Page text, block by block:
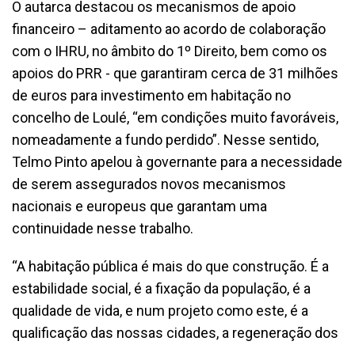
O autarca destacou os mecanismos de apoio
financeiro – aditamento ao acordo de colaboração
com o IHRU, no âmbito do 1º Direito, bem como os
apoios do PRR - que garantiram cerca de 31 milhões
de euros para investimento em habitação no
concelho de Loulé, “em condições muito favoráveis,
nomeadamente a fundo perdido”. Nesse sentido,
Telmo Pinto apelou à governante para a necessidade
de serem assegurados novos mecanismos
nacionais e europeus que garantam uma
continuidade nesse trabalho.
“A habitação pública é mais do que construção. É a
estabilidade social, é a fixação da população, é a
qualidade de vida, e num projeto como este, é a
qualificação das nossas cidades, a regeneração dos